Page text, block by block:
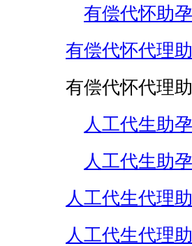
有偿代怀助
有偿代怀代理
有偿代怀代理
人工代生助
人工代生助
人工代生代理
人工代生代理